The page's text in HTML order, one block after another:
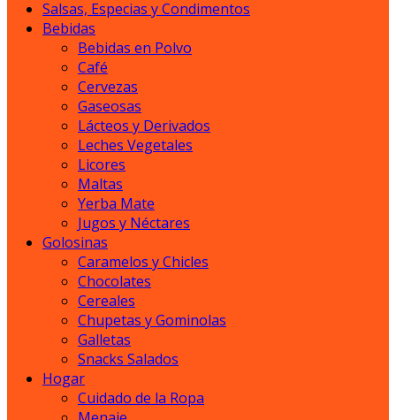
Salsas, Especias y Condimentos
Bebidas
Bebidas en Polvo
Café
Cervezas
Gaseosas
Lácteos y Derivados
Leches Vegetales
Licores
Maltas
Yerba Mate
Jugos y Néctares
Golosinas
Caramelos y Chicles
Chocolates
Cereales
Chupetas y Gominolas
Galletas
Snacks Salados
Hogar
Cuidado de la Ropa